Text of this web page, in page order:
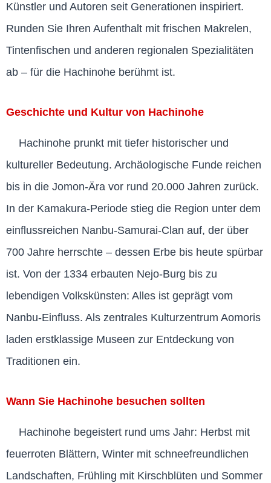
Künstler und Autoren seit Generationen inspiriert.
Runden Sie Ihren Aufenthalt mit frischen Makrelen,
Tintenfischen und anderen regionalen Spezialitäten
ab – für die Hachinohe berühmt ist.
Geschichte und Kultur von Hachinohe
Hachinohe prunkt mit tiefer historischer und
kultureller Bedeutung. Archäologische Funde reichen
bis in die Jomon-Ära vor rund 20.000 Jahren zurück.
In der Kamakura-Periode stieg die Region unter dem
einflussreichen Nanbu-Samurai-Clan auf, der über
700 Jahre herrschte – dessen Erbe bis heute spürbar
ist. Von der 1334 erbauten Nejo-Burg bis zu
lebendigen Volkskünsten: Alles ist geprägt vom
Nanbu-Einfluss. Als zentrales Kulturzentrum Aomoris
laden erstklassige Museen zur Entdeckung von
Traditionen ein.
Wann Sie Hachinohe besuchen sollten
Hachinohe begeistert rund ums Jahr: Herbst mit
feuerroten Blättern, Winter mit schneefreundlichen
Landschaften, Frühling mit Kirschblüten und Sommer